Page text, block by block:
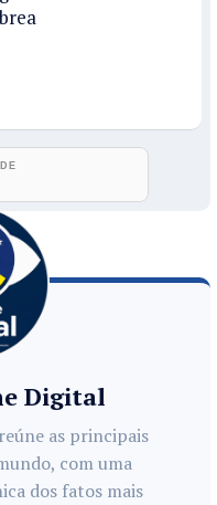
Digital
as principais
com uma
dos fatos mais